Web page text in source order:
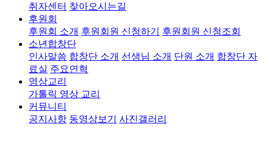
취자센터 찾아오시는길
후원회
후원회 소개 후원회원 신청하기
후원회원 신청조회
소년합창단
인사말씀 합창단 소개 선생님 소개 단원 소개 합창단 자
료실 주요연혁
영상교리
가톨릭 영상 교리
커뮤니티
공지사항 동영상보기 사진갤러리